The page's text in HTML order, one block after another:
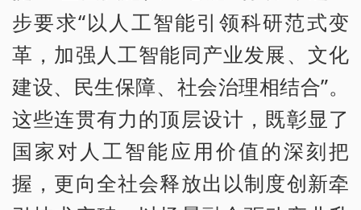
步要求“以人工智能引领科研范式变
革，加强人工智能同产业发展、文化
建设、民生保障、社会治理相结合”。
这些连贯有力的顶层设计，既彰显了
国家对人工智能应用价值的深刻把
握，更向全社会释放出以制度创新牵